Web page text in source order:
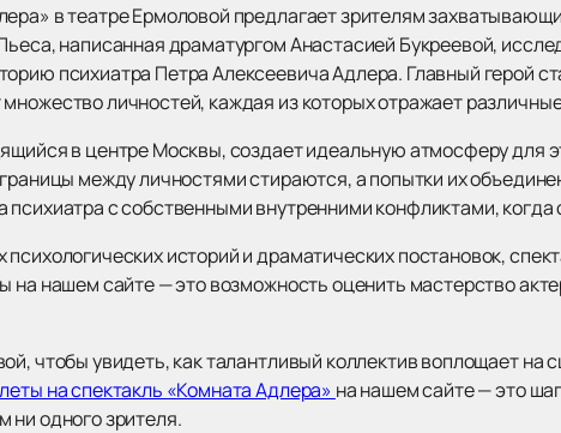
в театре Ермоловой предлагает зрителям
написанная драматургом Анастасией Букреевой,
психиатра Петра Алексеевича Адлера. Главный герой
личностей, каждая из которых отражает
в центре Москвы, создает идеальную атмосферу для
между личностями стираются, а попытки их
с собственными внутренними конфликтами, когда
историй и драматических постановок,
на нашем сайте — это возможность оценить мастерство
чтобы увидеть, как талантливый коллектив воплощает
на спектакль «Комната Адлера» на нашем сайте — это
ни одного зрителя.